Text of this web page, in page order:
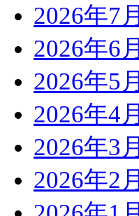
2026年7月
2026年6月
2026年5月
2026年4月
2026年3月
2026年2月